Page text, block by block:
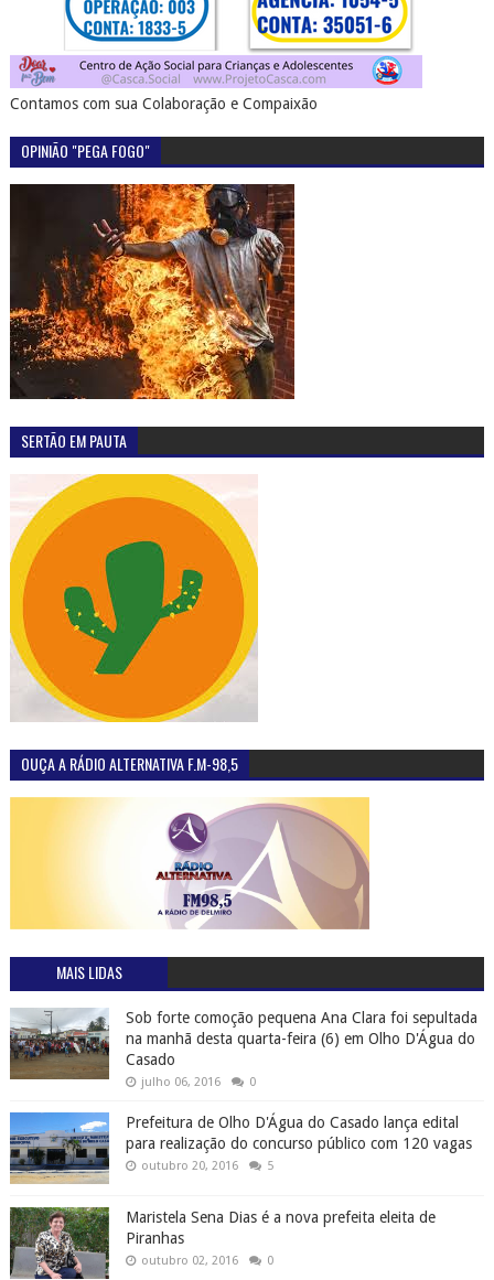
Contamos com sua Colaboração e Compaixão
OPINIÃO "PEGA FOGO"
SERTÃO EM PAUTA
OUÇA A RÁDIO ALTERNATIVA F.M-98,5
MAIS LIDAS
Sob forte comoção pequena Ana Clara foi sepultada
na manhã desta quarta-feira (6) em Olho D'Água do
Casado
julho 06, 2016 0
Prefeitura de Olho D'Água do Casado lança edital
para realização do concurso público com 120 vagas
outubro 20, 2016 5
Maristela Sena Dias é a nova prefeita eleita de
Piranhas
outubro 02, 2016 0